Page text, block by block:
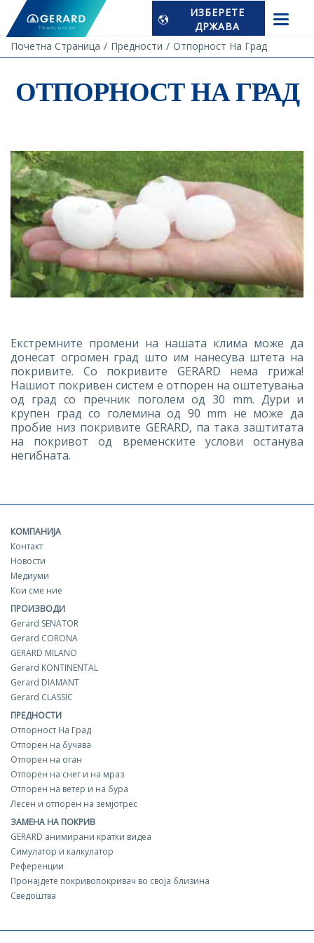
ИЗБЕРЕТЕ
ДРЖАВА
Почетна Страница
Предности Отпорност На Град
ОТПОРНОСТ НА ГРАД
Екстремните промени на нашата клима може да
донесат огромен град што им нанесува штета на
покривите. Со покривите GERARD нема грижа!
Нашиот покривен систем е отпорен на оштетувања
од град со пречник поголем од 30 mm. Дури и
крупен град со големина од 90 mm не може да
пробие низ покривите GERARD, па така заштитата
на покривот од временските услови останува
негибната.
КОМПАНИЈА
Контакт
Новости
Медиуми
Кои сме ние
ПРОИЗВОДИ
Gerard SENATOR
Gerard CORONA
GERARD MILANO
Gerard KONTINENTAL
Gerard DIAMANT
Gerard CLASSIC
ПРЕДНОСТИ
Отпорност На Град
Отпорен на бучава
Отпорен на оган
Отпорен на снег и на мраз
Отпорен на ветер и на бура
Лесен и отпорен на земјотрес
ЗАМЕНА НА ПОКРИВ
GERARD aнимирани кратки видеа
Симулатор и калкулатор
Референции
Пронајдете покривопокривач во своја близина
Сведоштва